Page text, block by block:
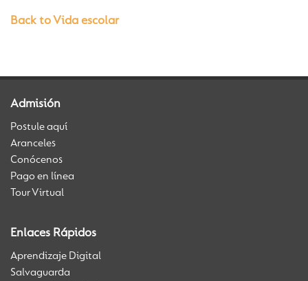
Back to Vida escolar
Admisión
Postule aquí
Aranceles
Conócenos
Pago en línea
Tour Virtual
Enlaces Rápidos
Aprendizaje Digital
Salvaguarda